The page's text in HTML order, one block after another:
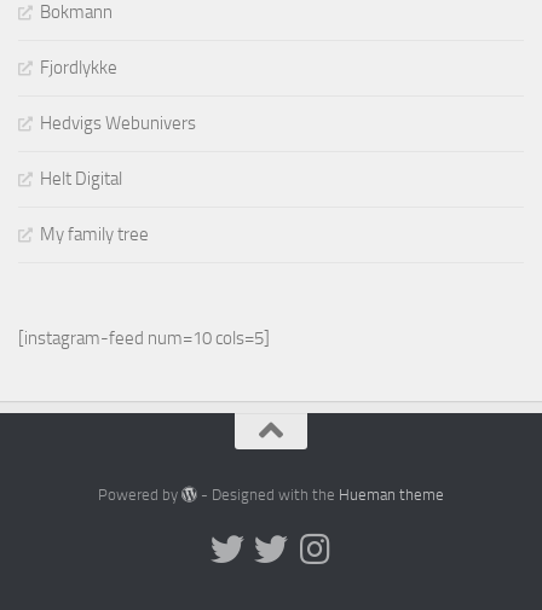
Bokmann
Fjordlykke
Hedvigs Webunivers
Helt Digital
My family tree
[instagram-feed num=10 cols=5]
Powered by - Designed with the Hueman theme